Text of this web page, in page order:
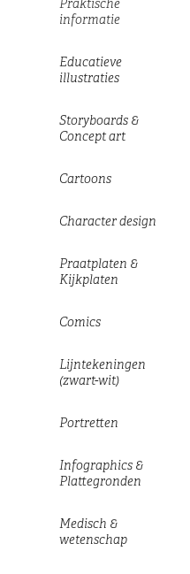
Praktische
informatie
Educatieve
illustraties
Storyboards &
Concept art
Cartoons
Character design
Praatplaten &
Kijkplaten
Comics
Lijntekeningen
(zwart-wit)
Portretten
Infographics &
Plattegronden
Medisch &
wetenschap